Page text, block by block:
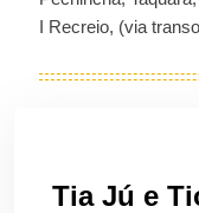
Tia Jú e
I Recreio, (via